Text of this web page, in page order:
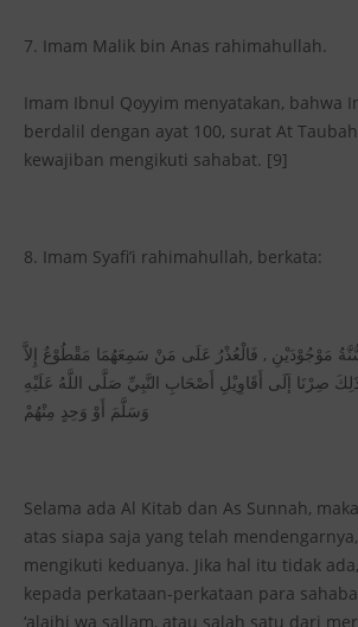
7. Imam Malik bin Anas rahimahullah.
Imam Ibnul Qoyyim menyatakan, bahwa
berdalil dengan ayat 100, surat At
kewajiban mengikuti sahabat. [9]
8. Imam Syafi’i rahimahullah, berkata:
مَوْجُوْدَيْنِ , فَالْعُذْرُ عَلَى مَنْ سَمِعَهُمَا مَقْطُوْعٌ إِلاَّ
ذَلِكَ صِرْنَا إَلَى أَقَاوِيْلِ أَصْحَابِ النَّبِيِّ صَلَّى اللَّهُ عَلَيْهِ
وَسَلَّمَ أَوْ وَحِدٍ مِنْهُمْ
Selama ada Al Kitab dan As Sunnah,
atas siapa saja yang telah
mengikuti keduanya. Jika hal itu tidak
kepada perkataan-perkataan para
‘alaihi wa sallam, atau salah satu dari